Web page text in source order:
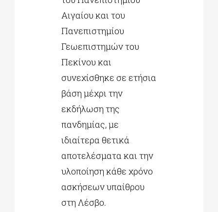
Αιγαίου και του
Πανεπιστημίου
Γεωεπιστημών του
Πεκίνου και
συνεχίσθηκε σε ετήσια
βάση μέχρι την
εκδήλωση της
πανδημίας, με
ιδιαίτερα θετικά
αποτελέσματα και την
υλοποίηση κάθε χρόνο
ασκήσεων υπαίθρου
στη Λέσβο.